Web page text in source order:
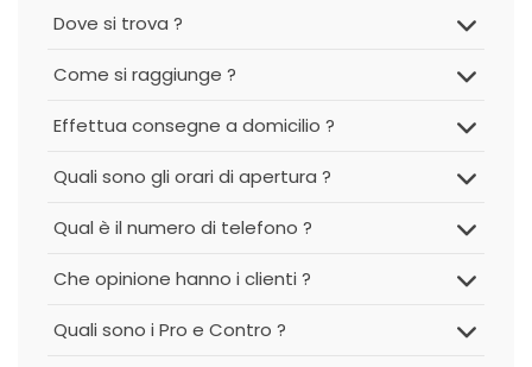
Dove si trova ?
Come si raggiunge ?
Effettua consegne a domicilio ?
Quali sono gli orari di apertura ?
Qual è il numero di telefono ?
Che opinione hanno i clienti ?
Quali sono i Pro e Contro ?